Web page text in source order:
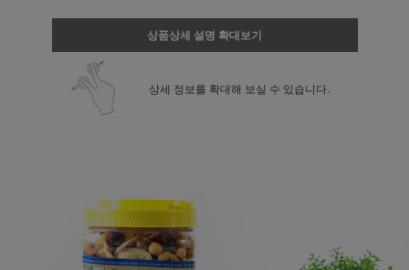
상품상세 설명 확대보기
상세 정보를 확대해 보실 수 있습니다.